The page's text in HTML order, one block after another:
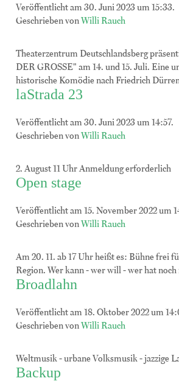
Veröffentlicht am 30. Juni 2023 um 15:33.
Geschrieben vonWilli Rauch
Theaterzentrum Deutschlandsberg
DER GROSSE" am 14. und 15. Juli. Eine
historische Komödie nach Friedrich
laStrada 23
Veröffentlicht am 30. Juni 2023 um 14:57.
Geschrieben vonWilli Rauch
2. August 11 Uhr Anmeldung erforderlich
Open stage
Veröffentlicht am 15. November 2022 um
Geschrieben vonWilli Rauch
Am 20. 11. ab 17 Uhr heißt es: Bühne frei
Region. Wer kann - wer will - wer hat noch
Broadlahn
Veröffentlicht am 18. Oktober 2022 um
Geschrieben vonWilli Rauch
Weltmusik - urbane Volksmusik - jazzige
Backup